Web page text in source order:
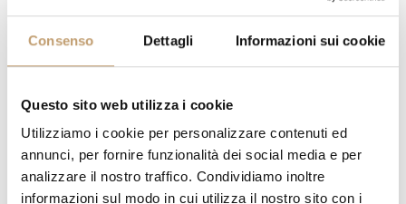
Consenso Dettagli Informazioni sui cookie
Questo sito web utilizza i cookie
Utilizziamo i cookie per personalizzare contenuti ed
annunci, per fornire funzionalità dei social media e per
analizzare il nostro traffico. Condividiamo inoltre
informazioni sul modo in cui utilizza il nostro sito con i
realizar el pedido.
Tan pronto como los fondos se acrediten en nuestra
cuenta bancaria, se autorizará el envío. Las entregas
dentro de la Unión Europea requieren